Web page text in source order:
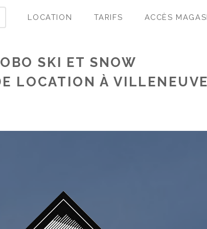
SKI ET SNOW
LOCATION À VILLENEUVE
LOCATION TARIFS ACCÈS